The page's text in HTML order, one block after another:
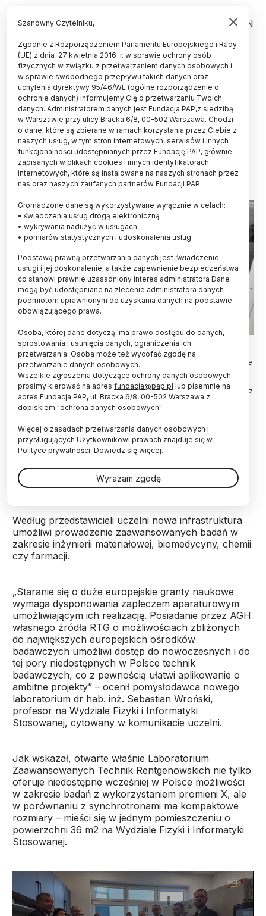
PL EN
UCZELNIE I INSTYTUCJE
Kraków/ AGH uruchomiła
laboratorium ze źródłem
promieniowania RTG
dorównującym synchrotronom
31.05.2026
aktualizacja: 01.06.2026
3 minuty czytania
Kraków, 29.05.2026. Otwarcie Laboratorium Zaawansowanych
Technik Rentgenowskich na Wydziale Fizyki i Informatyki
Stosowanej AGH w Krakowie, 29 bm. Nowe laboratorium oferuje
dostęp do wiązki promieniowania rentgenowskiego o
parametrach dostępnych dotychczas przede wszystkim w
wyspecjalizowanych ośrodkach synchrotronowych. PAP/Łukasz
Gągulski
Akademia Górniczo-Hutnicza w Krakowie
uruchomiła Laboratorium Zaawansowanych
Technik Rentgenowskich na Wydziale Fizyki i
promieniowania rentgenowskiego dorównującym
intensywnością synchrotronom.
Według przedstawicieli uczelni nowa infrastruktura
umożliwi prowadzenie zaawansowanych badań w
zakresie inżynierii materiałowej, biomedycyny, chemii
czy farmacji.
„Staranie się o duże europejskie granty naukowe
wymaga dysponowania zapleczem aparaturowym
umożliwiającym ich realizację. Posiadanie przez AGH
własnego źródła RTG o możliwościach zbliżonych
do największych europejskich ośrodków
badawczych umożliwi dostęp do nowoczesnych i do
tej pory niedostępnych w Polsce technik
badawczych, co z pewnością ułatwi aplikowanie o
ambitne projekty” – ocenił pomysłodawca nowego
laboratorium dr hab. inż. Sebastian Wroński,
profesor na Wydziale Fizyki i Informatyki
Stosowanej, cytowany w komunikacie uczelni.
Jak wskazał, otwarte właśnie Laboratorium
Zaawansowanych Technik Rentgenowskich nie tylko
oferuje niedostępne wcześniej w Polsce możliwości
w zakresie badań z wykorzystaniem promieni X, ale
w porównaniu z synchrotronami ma kompaktowe
rozmiary – mieści się w jednym pomieszczeniu o
powierzchni 36 m2 na Wydziale Fizyki i Informatyki
Stosowanej.
Szanowny Czytelniku,
Zgodnie z Rozporządzeniem Parlamentu Europejskiego i Rady
(UE) z dnia 27 kwietnia 2016 r. w sprawie ochrony osób
fizycznych w związku z przetwarzaniem danych osobowych i
w sprawie swobodnego przepływu takich danych oraz
uchylenia dyrektywy 95/46/WE (ogólne rozporządzenie o
ochronie danych) informujemy Cię o przetwarzaniu Twoich
danych. Administratorem danych jest Fundacja PAP,z siedzibą
w Warszawie przy ulicy Bracka 6/8, 00-502 Warszawa. Chodzi
o dane, które są zbierane w ramach korzystania przez Ciebie z
naszych usług, w tym stron internetowych, serwisów i innych
funkcjonalności udostępnianych przez Fundację PAP, głównie
zapisanych w plikach cookies i innych identyfikatorach
internetowych, które są instalowane na naszych stronach przez
nas oraz naszych zaufanych partnerów Fundacji PAP.
Gromadzone dane są wykorzystywane wyłącznie w celach:
• świadczenia usług drogą elektroniczną
• wykrywania nadużyć w usługach
• pomiarów statystycznych i udoskonalenia usług
Podstawą prawną przetwarzania danych jest świadczenie
usługi i jej doskonalenie, a także zapewnienie bezpieczeństwa
co stanowi prawnie uzasadniony interes administratora Dane
mogą być udostępniane na zlecenie administratora danych
podmiotom uprawnionym do uzyskania danych na podstawie
obowiązującego prawa.
Osoba, której dane dotyczą, ma prawo dostępu do danych,
sprostowania i usunięcia danych, ograniczenia ich
przetwarzania. Osoba może też wycofać zgodę na
przetwarzanie danych osobowych.
Wszelkie zgłoszenia dotyczące ochrony danych osobowych
prosimy kierować na adres fundacja@pap.pl lub pisemnie na
adres Fundacja PAP, ul. Bracka 6/8, 00-502 Warszawa z
dopiskiem "ochrona danych osobowych"
Więcej o zasadach przetwarzania danych osobowych i
przysługujących Użytkownikowi prawach znajduje się w
Polityce prywatności. Dowiedz się więcej.
Wyrażam zgodę